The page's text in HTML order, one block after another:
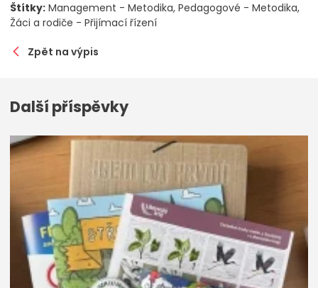
Štítky: Management - Metodika Pedagogové - Metodika
Žáci a rodiče - Přijímací řízení
Zpět na výpis
Další příspěvky